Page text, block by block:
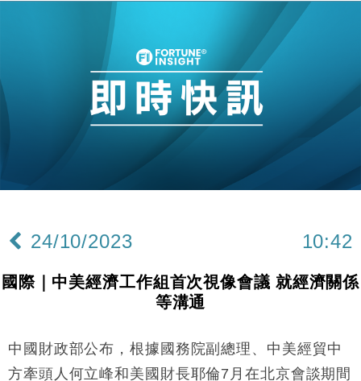
本地｜假冒內地執法人員要求交「保證金」 43歲女子
損失近6900萬元
財經｜日經失守6.5萬點後回穩 全周仍升近2%
財經｜恒隆10月換帥 玩具「反」斗城亞洲CEO蔡德
15:11
財經｜韓股反覆波動收跌 連挫7周創逾3年最長跌勢
財經｜內地7月美元計價出口增近24%勝預期 貿易順
11:12
國際｜特朗普料美伊戰事快結束 承認部分彈藥庫存緊
15:59
財經｜SA售股自救後再出手 斥4億美元押注未上市公
47仙
17:33
財經｜滙豐上調香港今年GDP預測至4.5% 看好貿易
24/10/2023 10:42
國際｜中美經濟工作組首次視像會議 就經濟關係
等溝通
中國財政部公布，根據國務院副總理、中美經貿中
方牽頭人何立峰和美國財長耶倫7月在北京會談期間